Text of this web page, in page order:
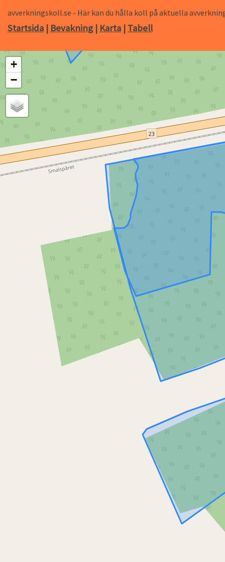
avverkningskoll.se - Här kan du hålla koll på aktuella
Startsida| Bevakning| Karta| Tabell
+
−